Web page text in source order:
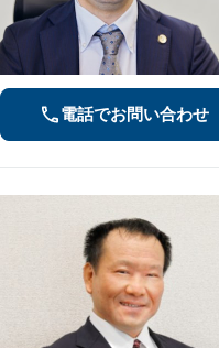
電話でお問い合わせ